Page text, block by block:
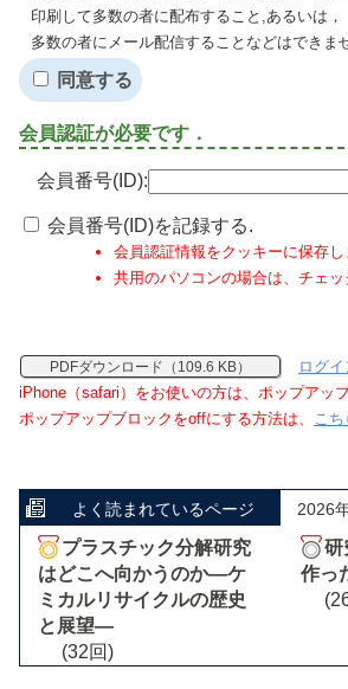
印刷して多数の者に配布すること,あるいは，
多数の者にメール配信することなどはできま
同意する
会員認証が必要です．
会員番号(ID):
会員番号(ID)を記録する.
会員認証情報をクッキーに保存
共用のパソコンの場合は、チェッ
PDFダウンロード（109.6 KB）
ログ
iPhone（safari）をお使いの方は、ポップアッ
ポップアップブロックをoffにする方法は、 こち
よく読まれているページ 2026
プラスチック分解研究
はどこへ向かうのか―ケ
ミカルリサイクルの歴史
と展望―
(32回)
研
作っ